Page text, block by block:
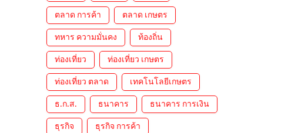
ตลาด การค้า ตลาด เกษตร
ทหาร ความมั่นคง ท้องถิ่น
ท่องเที่ยว ท่องเที่ยว เกษตร
ท่องเที่ยว ตลาด เทคโนโลยีเกษตร
ธ.ก.ส. ธนาคาร ธนาคาร การเงิน
ธุรกิจ ธุรกิจ การค้า